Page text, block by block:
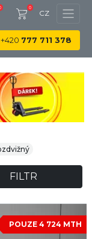
0
CZ
+420 777 711 378
FILTR
POUZE 4 724 MTH